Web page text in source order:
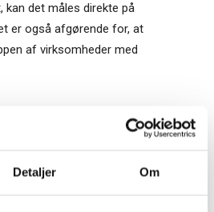
Detaljer Om
kan det måles direkte på
er også afgørende for, at
af virksomheder med
faktorer i strategiarbejdet
dig vores